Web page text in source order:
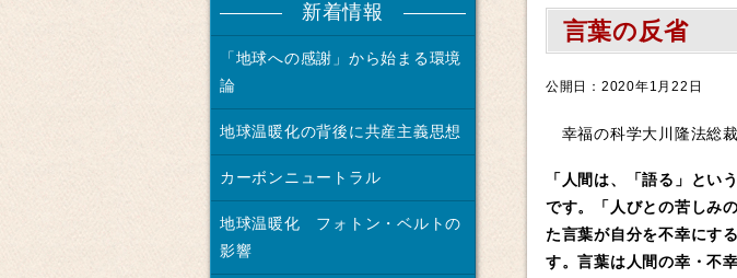
言葉の反省
公開日：2020年1月22日
幸福の科学大川隆法総
「人間は、「語る」とい
です。「人びとの苦しみ
た言葉が自分を不幸にす
す。言葉は人間の幸・不
新着情報
「地球への感謝」から始まる環境
論
地球温暖化の背後に共産主義思想
カーボンニュートラル
地球温暖化 フォトン・ベルトの
影響